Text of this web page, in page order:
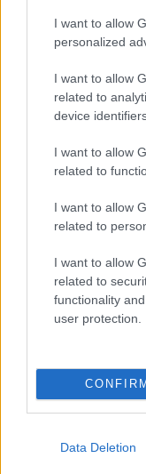
I want to allow
personalized
I want to allow
related to
device
I want to allow
related to
I want to allow
related to
I want to allow
related to
functionality
user protection.
CONFIRM
Data Deletion
κυριακάτικη
οποίας θα
που με τη
ένα
ΠΑΟΚ.
ταξίδι
τελευταίος
στην Τούμπα!»,